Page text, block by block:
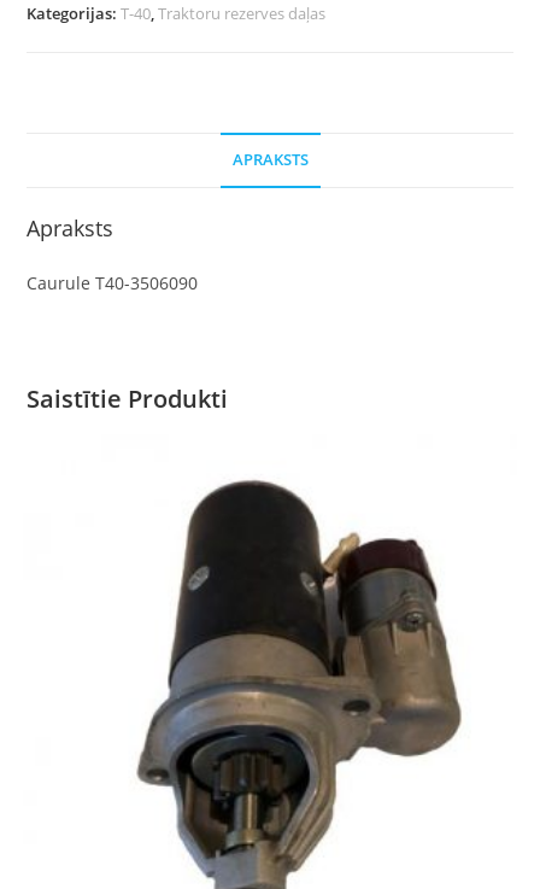
Kategorijas:T-40,Traktoru rezerves daļas
APRAKSTS
Apraksts
Caurule T40-3506090
Saistītie Produkti